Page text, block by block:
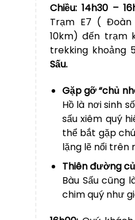
Chiều: 14h30 –
Trạm E7 (
10km) đến trạm
trekking khoảng
Sấu.
Gặp gỡ “chủ
Hồ là nơi sinh
sấu xiêm quý
thể bắt gặp
lặng lẽ nổi trên
Thiên đường
Bàu Sấu cũng
chim quý như